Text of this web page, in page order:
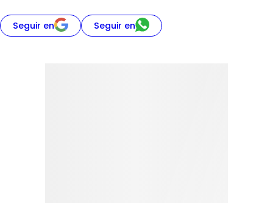
Seguir en Seguir en